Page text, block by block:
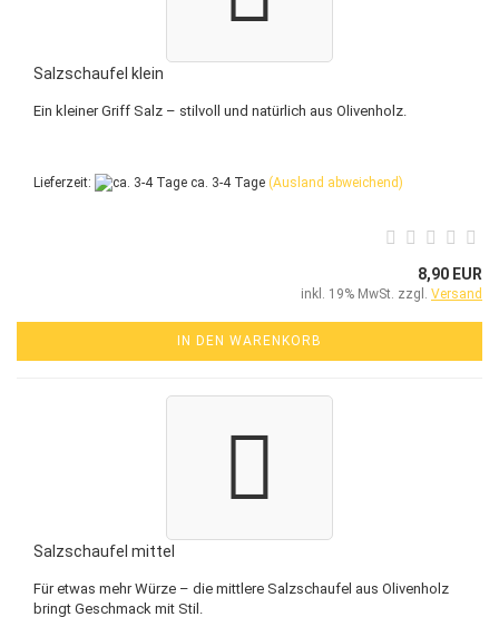
Salzschaufel klein
Ein kleiner Griff Salz – stilvoll und natürlich aus Olivenholz.
Lieferzeit: ca. 3-4 Tage (Ausland abweichend)
8,90 EUR
inkl. 19% MwSt. zzgl. Versand
IN DEN WARENKORB
Salzschaufel mittel
Für etwas mehr Würze – die mittlere Salzschaufel aus Olivenholz
bringt Geschmack mit Stil.